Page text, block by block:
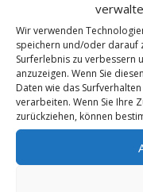
Wir verwenden
speichern und/oder darauf
Surferlebnis zu verbessern
anzuzeigen. Wenn Sie
Daten wie das
verarbeiten. Wenn Sie Ihre
zurückziehen, können
Alex Puccio